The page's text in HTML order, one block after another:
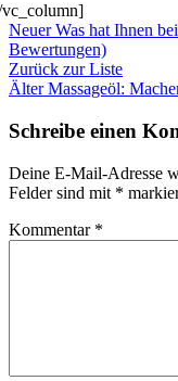
Neuer Was hat Ihnen
Bewertungen)
Zurück zur Liste
Älter Massageöl:
Schreibe einen
Deine E-Mail-Adresse
Felder sind mit *
Kommentar *